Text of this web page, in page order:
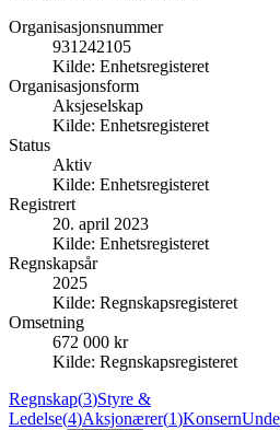
Organisasjonsnummer
931242105
Kilde: Enhetsregisteret
Organisasjonsform
Aksjeselskap
Kilde: Enhetsregisteret
Status
Aktiv
Kilde: Enhetsregisteret
Registrert
20. april 2023
Kilde: Enhetsregisteret
Regnskapsår
2025
Kilde: Regnskapsregisteret
Omsetning
672 000 kr
Kilde: Regnskapsregisteret
Regnskap(3)Styre &
Ledelse(4)Aksjonærer(1)Konsern